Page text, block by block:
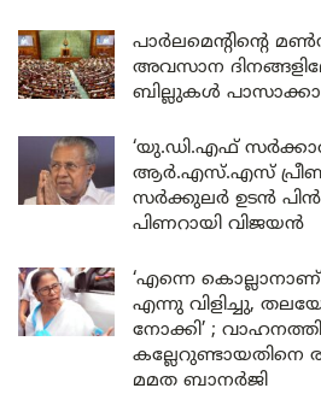
പാർലമെന്റിന്റെ
അവസാന
ബില്ലുകൾ
‘യു.ഡി.എഫ്
ആർ.എസ്.എസ്
സർക്കുലർ ഉടൻ
പിണറായി വിജയൻ
‘എന്നെ കൊല്ലാനാണ്
എന്നു വിളിച്ചു,
നോക്കി’ ;
കല്ലേറുണ്ടായതിനെ
മമത ബാനർജി